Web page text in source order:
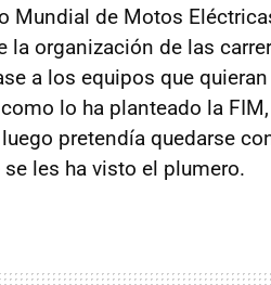
Mundial de Motos
la organización de las
a los equipos que
lo ha planteado la
pretendía quedarse
les ha visto el plumero.